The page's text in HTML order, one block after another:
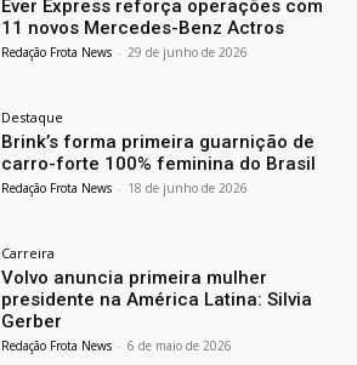
Ever Express reforça operações com
11 novos Mercedes-Benz Actros
Redação Frota News - 29 de junho de 2026
Destaque
Brink’s forma primeira guarnição de
carro-forte 100% feminina do Brasil
Redação Frota News - 18 de junho de 2026
Carreira
Volvo anuncia primeira mulher
presidente na América Latina: Silvia
Gerber
Redação Frota News - 6 de maio de 2026